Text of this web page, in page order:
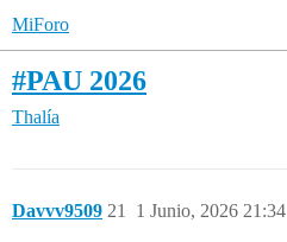
MiForo
#PAU 2026
Thalía
Davvv9509 1 Junio, 2026 21:34
21